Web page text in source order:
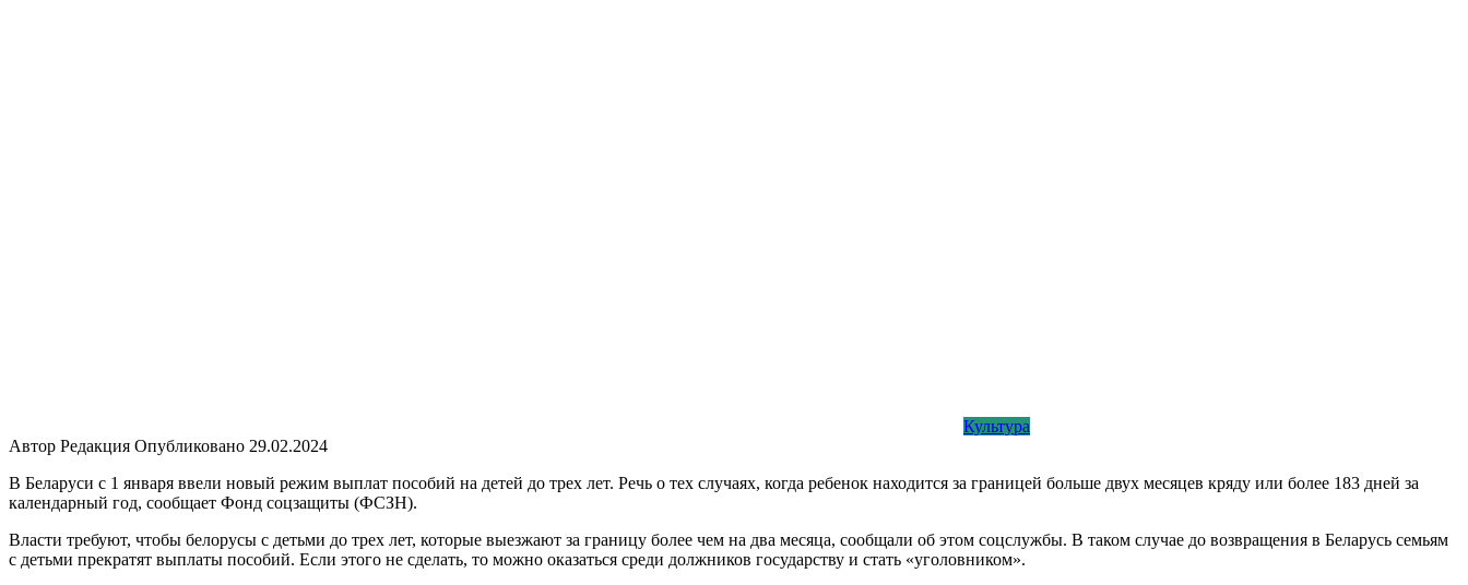
Культура
Автор Редакция Опубликовано 29.02.2024
В Беларуси с 1 января ввели новый режим выплат пособий на детей до трех лет. Речь о тех случаях, когда ребенок находится за границей больше двух месяцев кряду или более 183 дней за
календарный год, сообщает Фонд соцзащиты (ФСЗН).
Власти требуют, чтобы белорусы с детьми до трех лет, которые выезжают за границу более чем на два месяца, сообщали об этом соцслужбы. В таком случае до возвращения в Беларусь семьям
с детьми прекратят выплаты пособий. Если этого не сделать, то можно оказаться среди должников государству и стать «уголовником».